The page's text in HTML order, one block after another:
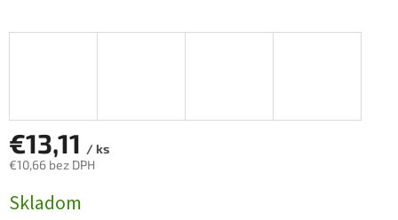
€13,11 / ks
€10,66 bez DPH
cena:
Skladom